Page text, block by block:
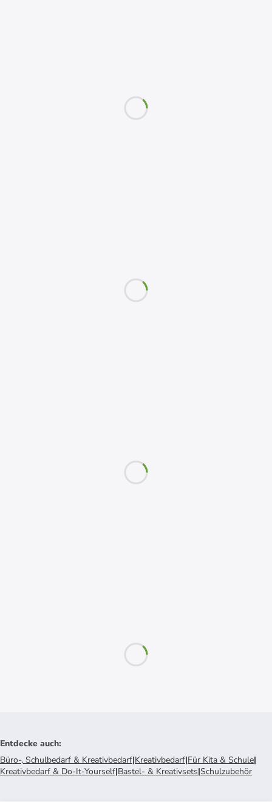
Entdecke auch:
Büro-, Schulbedarf & Kreativbedarf|Kreativbedarf|Für Kita & Schule|
Kreativbedarf & Do-It-Yourself|Bastel- & Kreativsets|Schulzubehör